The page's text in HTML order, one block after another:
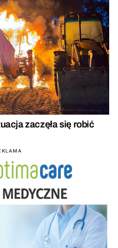
zaczęła się robić